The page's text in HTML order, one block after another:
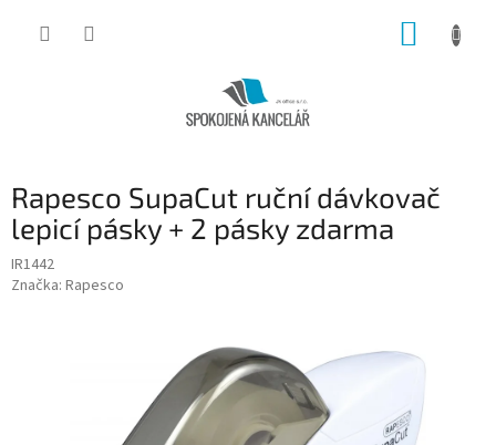
Rapesco SupaCut ruční dávkovač
lepicí pásky + 2 pásky zdarma
IR1442
Značka: Rapesco